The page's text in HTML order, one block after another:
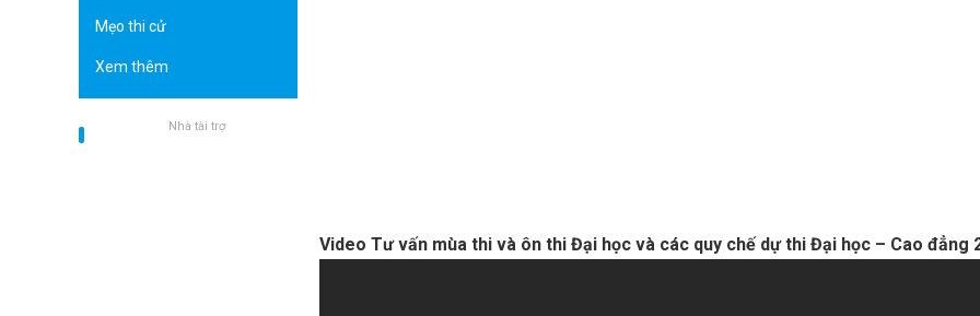
Mẹo thi cử
Xem thêm
Nhà tài trợ
Video Tư vấn mùa thi và ôn thi Đại học và các quy chế dự thi Đại học – Cao đẳng